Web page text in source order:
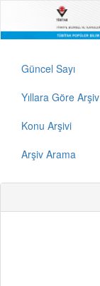
Güncel Sayı
Yıllara Göre Arşiv
Konu Arşivi
Arşiv Arama